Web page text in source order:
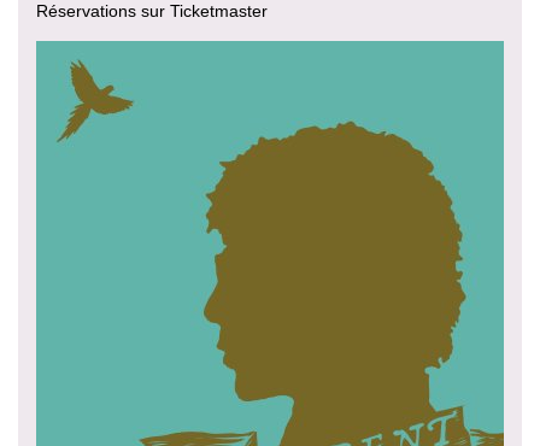
Réservations sur Ticketmaster